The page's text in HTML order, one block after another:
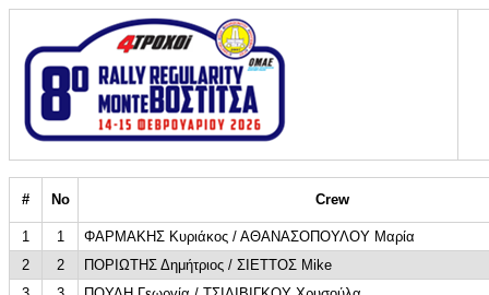
# No Crew
1 1
ΦΑΡΜΑΚΗΣ Κυριάκος / ΑΘΑΝΑΣΟΠΟΥΛΟΥ Μαρία
2
2
ΠΟΡΙΩΤΗΣ Δημήτριος / ΣΙΕΤΤΟΣ Mike